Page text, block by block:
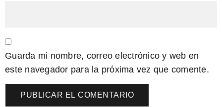
Guarda mi nombre, correo electrónico y web en
este navegador para la próxima vez que comente.